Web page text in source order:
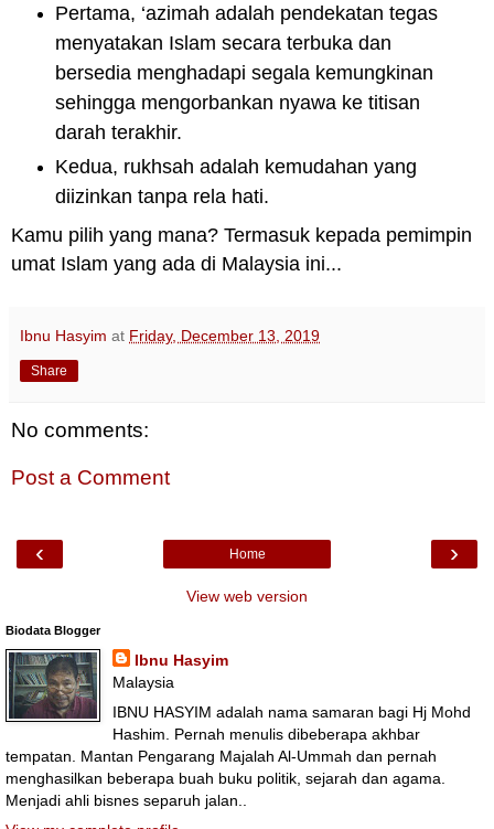
Pertama, ‘azimah adalah pendekatan tegas
menyatakan Islam secara terbuka dan
bersedia menghadapi segala kemungkinan
sehingga mengorbankan nyawa ke titisan
darah terakhir.
Kedua, rukhsah adalah kemudahan yang
diizinkan tanpa rela hati.
Kamu pilih yang mana? Termasuk kepada pemimpin
umat Islam yang ada di Malaysia ini...
Ibnu Hasyim at Friday, December 13, 2019
Share
No comments:
Post a Comment
‹ ›
Home
View web version
Biodata Blogger
Ibnu Hasyim
Malaysia
IBNU HASYIM adalah nama samaran bagi Hj Mohd
Hashim. Pernah menulis dibeberapa akhbar
tempatan. Mantan Pengarang Majalah Al-Ummah dan pernah
menghasilkan beberapa buah buku politik, sejarah dan agama.
Menjadi ahli bisnes separuh jalan..